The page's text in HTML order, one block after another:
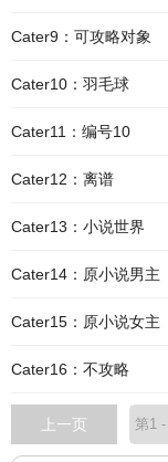
Cater9：可攻略对象
Cater10：羽毛球
Cater11：编号10
Cater12：离谱
Cater13：小说世界
Cater14：原小说男主
Cater15：原小说女主
Cater16：不攻略
上一页